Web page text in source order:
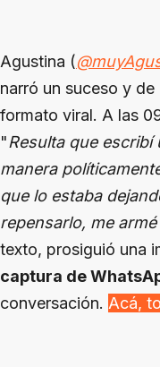
Agustina (
narró un suceso y
formato viral. A las
"Resulta que
manera
que lo estaba
repensarlo, me
texto, prosiguió una
captura de
conversación. Acá,